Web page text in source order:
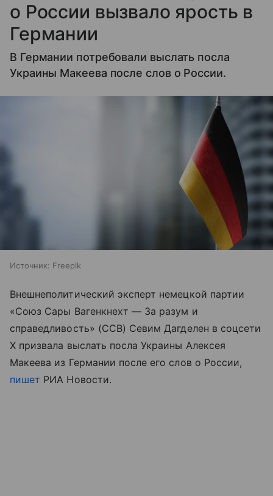
о России вызвало ярость в
Германии
В Германии потребовали выслать посла
Украины Макеева после слов о России.
Источник: Freepik
Внешнеполитический эксперт немецкой партии
«Союз Сары Вагенкнехт — За разум и
справедливость» (ССВ) Севим Дагделен в соцсети
X призвала выслать посла Украины Алексея
Макеева из Германии после его слов о России,
пишет РИА Новости.